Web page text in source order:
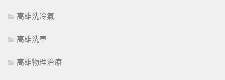
高雄洗冷氣
高雄洗車
高雄物理治療